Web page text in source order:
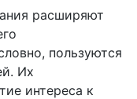
расширяют
пользуются
Их
интереса к